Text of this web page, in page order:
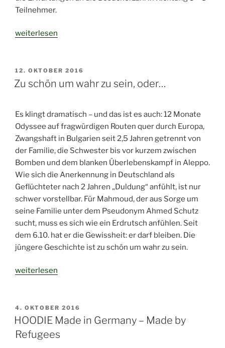
Teilnehmer.
„Es
was
in
MKS“
weiterlesen
VERÖFFENTLICHT
AM
12. OKTOBER 2016
Zu schön um wahr zu sein, oder…
Es klingt dramatisch – und das ist es auch: 12 Monate
Odyssee auf fragwürdigen Routen quer durch Europa,
Zwangshaft in Bulgarien seit 2,5 Jahren getrennt von
der Familie, die Schwester bis vor kurzem zwischen
Bomben und dem blanken Überlebenskampf in Aleppo.
Wie sich die Anerkennung in Deutschland als
Geflüchteter nach 2 Jahren „Duldung“ anfühlt, ist nur
schwer vorstellbar. Für Mahmoud, der aus Sorge um
seine Familie unter dem Pseudonym Ahmed Schutz
sucht, muss es sich wie ein Erdrutsch anfühlen. Seit
dem 6.10. hat er die Gewissheit: er darf bleiben. Die
jüngere Geschichte ist zu schön um wahr zu sein.
„Zu
wahr
zu
sein,
oder…“
weiterlesen
VERÖFFENTLICHT
AM
4. OKTOBER 2016
HOODIE Made in Germany – Made by
Refugees